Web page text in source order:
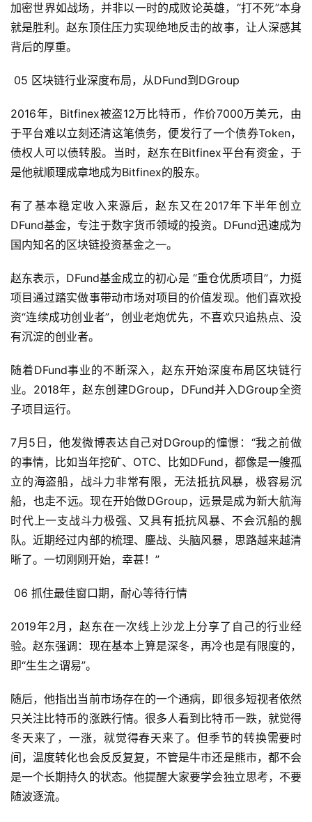
加密世界如战场，并非以一时的成败论英雄，“打不死”本身
就是胜利。赵东顶住压力实现绝地反击的故事，让人深感其
背后的厚重。
05 区块链行业深度布局，从DFund到DGroup
2016年，Bitfinex被盗12万比特币，作价7000万美元，由
于平台难以立刻还清这笔债务，便发行了一个债券Token，
债权人可以债转股。当时，赵东在Bitfinex平台有资金，于
是他就顺理成章地成为Bitfinex的股东。
有了基本稳定收入来源后，赵东又在2017年下半年创立
DFund基金，专注于数字货币领域的投资。DFund迅速成为
国内知名的区块链投资基金之一。
赵东表示，DFund基金成立的初心是 “重仓优质项目”，力挺
项目通过踏实做事带动市场对项目的价值发现。他们喜欢投
资“连续成功创业者”，创业老炮优先，不喜欢只追热点、没
有沉淀的创业者。
随着DFund事业的不断深入，赵东开始深度布局区块链行
业。2018年，赵东创建DGroup，DFund并入DGroup全资
子项目运行。
7月5日，他发微博表达自己对DGroup的憧憬：“我之前做
的事情，比如当年挖矿、OTC、比如DFund，都像是一艘孤
立的海盗船，战斗力非常有限，无法抵抗风暴，极容易沉
船，也走不远。现在开始做DGroup，远景是成为新大航海
时代上一支战斗力极强、又具有抵抗风暴、不会沉船的舰
队。近期经过内部的梳理、鏖战、头脑风暴，思路越来越清
晰了。一切刚刚开始，幸甚！”
06 抓住最佳窗口期，耐心等待行情
2019年2月，赵东在一次线上沙龙上分享了自己的行业经
验。赵东强调：现在基本上算是深冬，再冷也是有限度的，
即“生生之谓易”。
随后，他指出当前市场存在的一个通病，即很多短视者依然
只关注比特币的涨跌行情。很多人看到比特币一跌，就觉得
冬天来了，一涨，就觉得春天来了。但季节的转换需要时
间，温度转化也会反反复复，不管是牛市还是熊市，都不会
是一个长期持久的状态。他提醒大家要学会独立思考，不要
随波逐流。